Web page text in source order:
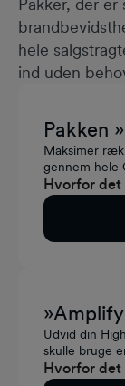
Pakker, der er
hele
ind uden
Pakken
Maksimer
gennem hele
Hvorfor
får
Udvid din
skulle bruge
Hvorfor